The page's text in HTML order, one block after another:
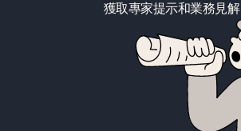
獲取專家提示和業務見解